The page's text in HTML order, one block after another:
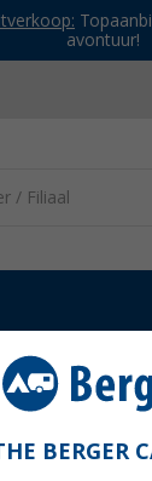
avontuur!
en
BERGER